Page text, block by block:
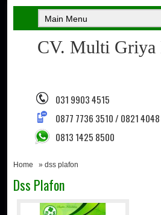
CV. Multi Griya
031 9903 4515
0877 7736 3510 / 0821
0813 1425 8500
Home » dss plafon
Dss Plafon